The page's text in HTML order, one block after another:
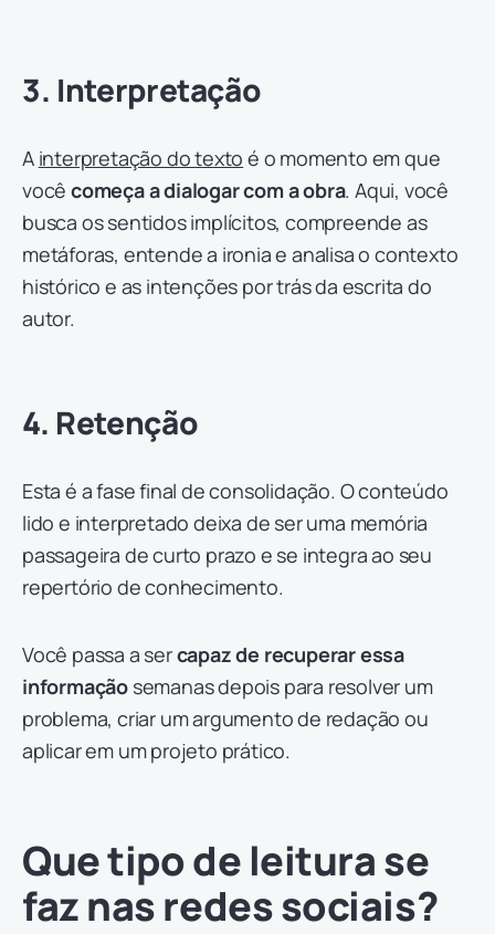
3. Interpretação
A interpretação do texto é o momento em que
você começa a dialogar com a obra. Aqui, você
busca os sentidos implícitos, compreende as
metáforas, entende a ironia e analisa o contexto
histórico e as intenções por trás da escrita do
autor.
4. Retenção
Esta é a fase final de consolidação. O conteúdo
lido e interpretado deixa de ser uma memória
passageira de curto prazo e se integra ao seu
repertório de conhecimento.
Você passa a sercapaz de recuperar essa
informação semanas depois para resolver um
problema, criar um argumento de redação ou
aplicar em um projeto prático.
Que tipo de leitura se
faz nas redes sociais?